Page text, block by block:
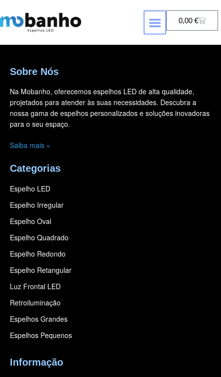
0,00 €
Sobre Nós
Na Mobanho, oferecemos espelhos LED de alta qualidade,
projetados para atender às suas necessidades. Descubra a
nossa gama de espelhos personalizados e soluções inovadoras
para o seu espaço.
Saiba mais »
Categorias
Espelho LED
Espelho Irregular
Espelho Oval
Espelho Quadrado
Espelho Redondo
Espelho Retangular
Luz Frontal LED
Retroiluminação
Espelhos Grandes
Espelhos Pequenos
Informação